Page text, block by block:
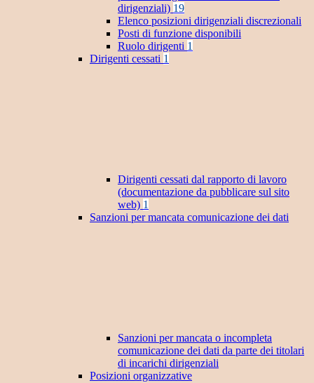
dirigenziali) 19
Elenco posizioni dirigenziali discrezionali
Posti di funzione disponibili
Ruolo dirigenti 1
Dirigenti cessati 1
Dirigenti cessati dal rapporto di lavoro
(documentazione da pubblicare sul sito
web) 1
Sanzioni per mancata comunicazione dei dati
Sanzioni per mancata o incompleta
comunicazione dei dati da parte dei titolari
di incarichi dirigenziali
Posizioni organizzative